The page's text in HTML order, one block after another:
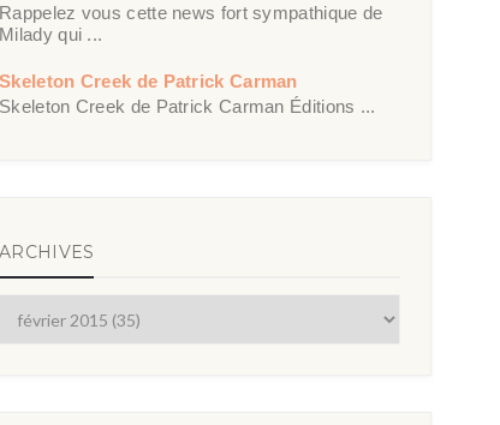
Rappelez vous cette news fort sympathique de
Milady qui ...
Skeleton Creek de Patrick Carman
Skeleton Creek de Patrick Carman Éditions ...
ARCHIVES